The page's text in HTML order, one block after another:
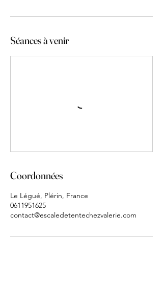
Séances à venir
Coordonnées
Le Légué, Plérin, France
0611951625
contact@escaledetentechezvalerie.com